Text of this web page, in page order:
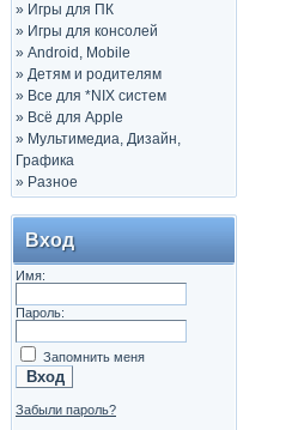
» Игры для ПК
» Игры для консолей
» Android, Mobile
» Детям и родителям
» Все для *NIX систем
» Всё для Apple
» Мультимедиа, Дизайн,
Графика
» Разное
Вход
Имя:
Пароль:
Запомнить меня
Забыли пароль?